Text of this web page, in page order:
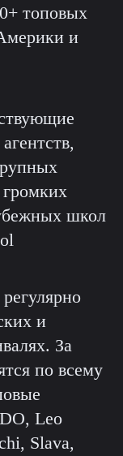
топовых
и
школ
и
За
по всему
Leo
Slava,